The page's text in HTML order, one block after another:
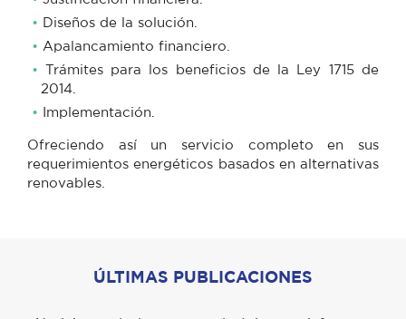
Diseños de la solución.
Apalancamiento financiero.
Trámites para los beneficios de la Ley 1715 de
2014.
Implementación.
Ofreciendo así un servicio completo en sus
requerimientos energéticos basados en alternativas
renovables.
ÚLTIMAS PUBLICACIONES